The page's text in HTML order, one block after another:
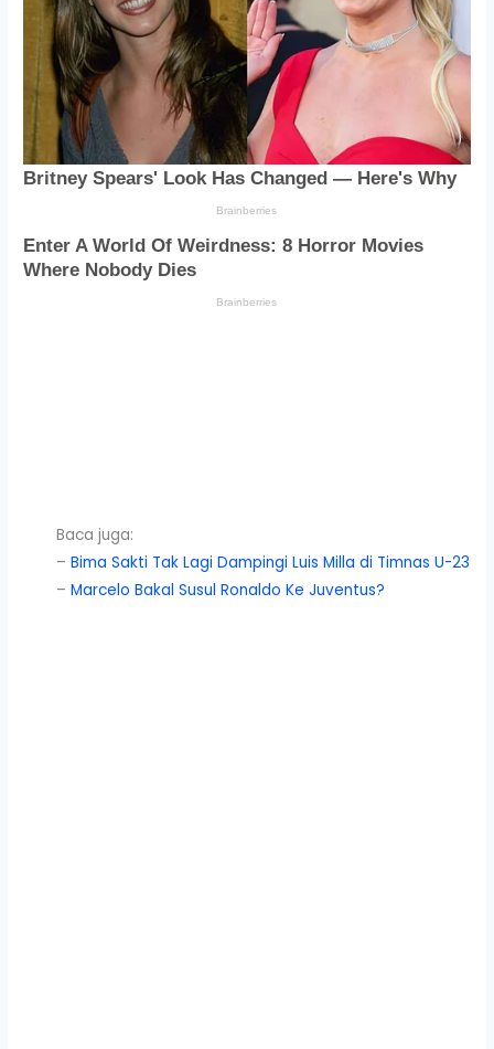
Baca juga:
–Bima Sakti Tak Lagi Dampingi Luis Milla di Timnas U-23
–Marcelo Bakal Susul Ronaldo Ke Juventus?